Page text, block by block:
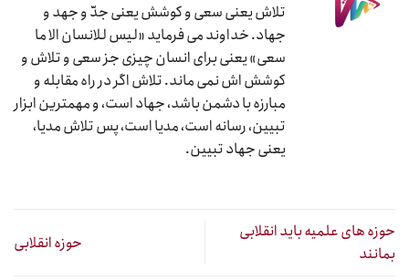
تلاش یعنی سعی و کوشش یعنی جدّ و جهد و
جهاد. خداوند می فرماید «لیس للانسان الا ما
سعی» یعنی برای انسان چیزی جز سعی و تلاش و
کوشش اش نمی ماند. تلاش اگر در راه مقابله و
مبارزه با دشمن باشد، جهاد است، و مهمترین ابزار
تبیین، رسانه است، مدیا است، پس تلاش مدیا،
یعنی جهاد تبیین.
حوزه های علمیه باید انقلابی
بمانند
حوزه انقلابی